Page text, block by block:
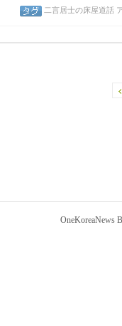
二言居士の床屋道話
OneKoreaNews